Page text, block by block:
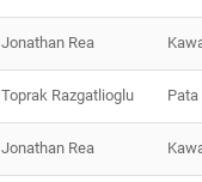
Jonathan Rea
Toprak Razgatlioglu
Jonathan Rea